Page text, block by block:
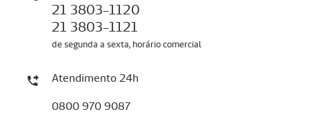
21 3803-1120
21 3803-1121
de segunda a sexta, horário comercial
Atendimento 24h
0800 970 9087